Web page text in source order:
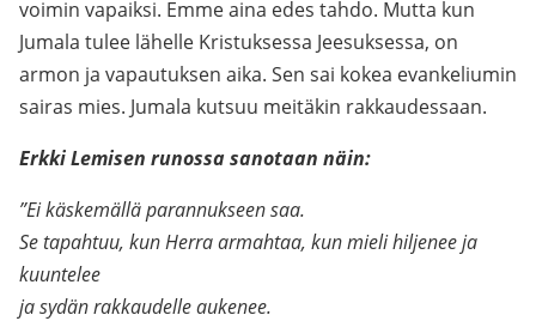
voimin vapaiksi. Emme aina edes tahdo. Mutta kun
Jumala tulee lähelle Kristuksessa Jeesuksessa, on
armon ja vapautuksen aika. Sen sai kokea evankeliumin
sairas mies. Jumala kutsuu meitäkin rakkaudessaan.
Erkki Lemisen runossa sanotaan näin:
”Ei käskemällä parannukseen saa.
Se tapahtuu, kun Herra armahtaa, kun mieli hiljenee ja
kuuntelee
ja sydän rakkaudelle aukenee.